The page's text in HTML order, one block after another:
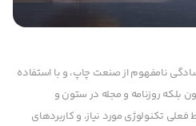
نامفهوم از صنعت چاپ، و با استفاده
بلکه روزنامه و مجله در ستون و
تکنولوژی مورد نیاز، و کاربردهای